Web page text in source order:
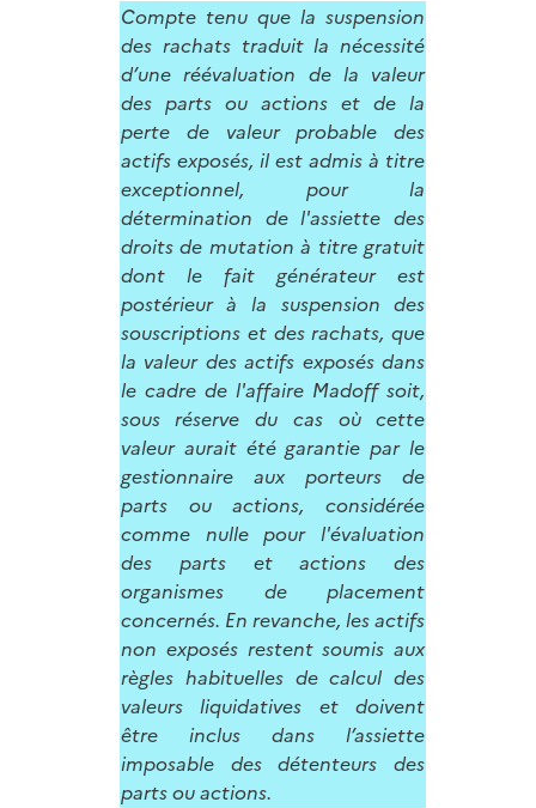
Compte tenu que la suspension
des rachats traduit la nécessité
d’une réévaluation de la valeur
des parts ou actions et de la
perte de valeur probable des
actifs exposés, il est admis à titre
exceptionnel, pour la
détermination de l'assiette des
droits de mutation à titre gratuit
dont le fait générateur est
postérieur à la suspension des
souscriptions et des rachats, que
la valeur des actifs exposés dans
le cadre de l'affaire Madoff soit,
sous réserve du cas où cette
valeur aurait été garantie par le
gestionnaire aux porteurs de
parts ou actions, considérée
comme nulle pour l'évaluation
des parts et actions des
organismes de placement
concernés. En revanche, les actifs
non exposés restent soumis aux
règles habituelles de calcul des
valeurs liquidatives et doivent
être inclus dans l’assiette
imposable des détenteurs des
parts ou actions.